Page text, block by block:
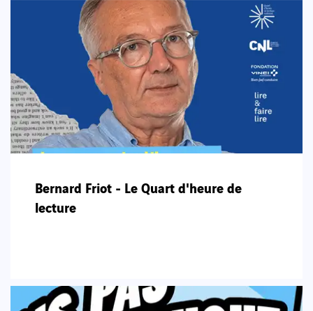
Bernard Friot - Le Quart d'heure de
lecture